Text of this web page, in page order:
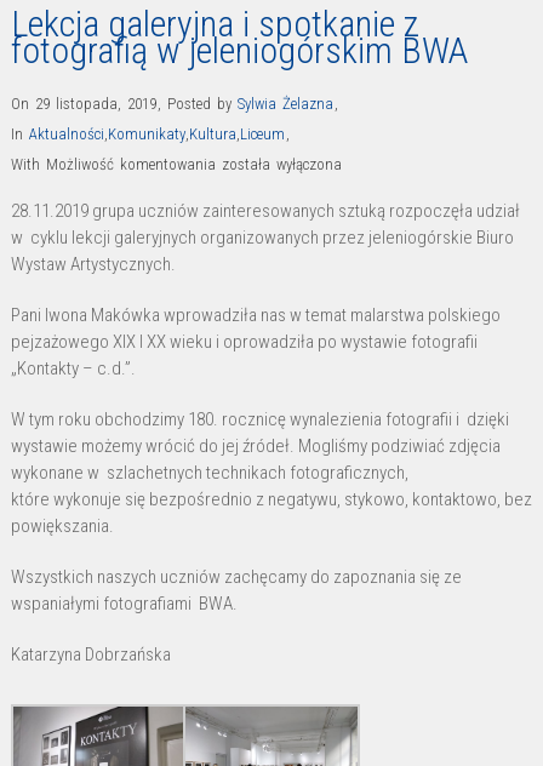
Lekcja galeryjna i spotkanie z
fotografią w jeleniogórskim BWA
On 29 listopada, 2019 Posted by Sylwia Żelazna
In Aktualności Komunikaty, Kultura Liceum
With Możliwość komentowania Lekcja
fotografią
w
została wyłączona
28.11.2019 grupa uczniów zainteresowanych sztuką rozpoczęła udział
w cyklu lekcji galeryjnych organizowanych przez jeleniogórskie Biuro
Wystaw Artystycznych.
Pani Iwona Makówka wprowadziła nas w temat malarstwa polskiego
pejzażowego XIX I XX wieku i oprowadziła po wystawie fotografii
„Kontakty – c.d.”.
W tym roku obchodzimy 180. rocznicę wynalezienia fotografii i dzięki
wystawie możemy wrócić do jej źródeł. Mogliśmy podziwiać zdjęcia
wykonane w szlachetnych technikach fotograficznych,
które wykonuje się bezpośrednio z negatywu, stykowo, kontaktowo, bez
powiększania.
Wszystkich naszych uczniów zachęcamy do zapoznania się ze
wspaniałymi fotografiami BWA.
Katarzyna Dobrzańska